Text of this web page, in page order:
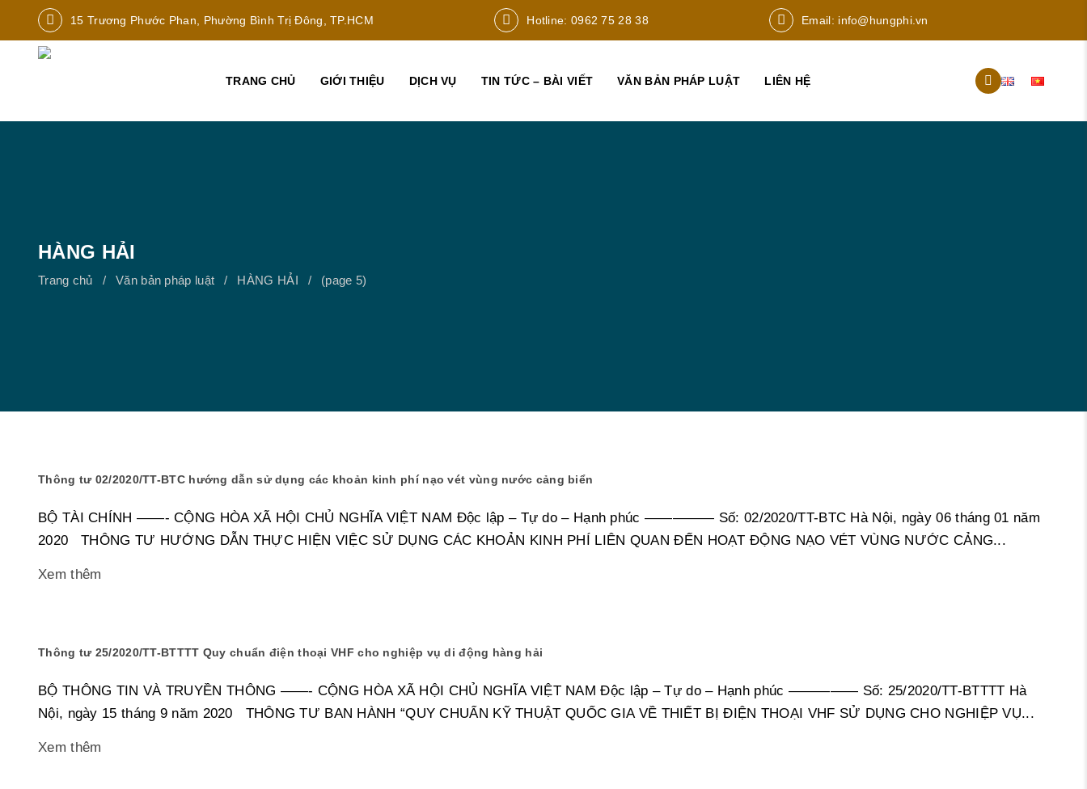
15 Trương Phước Phan, Phường Bình Trị Đông, TP.HCM Hotline: 0962 75 28 38 Email: info@hungphi.vn
TRANG CHỦ GIỚI THIỆU DỊCH VỤ TIN TỨC – BÀI VIẾT VĂN BẢN PHÁP LUẬT LIÊN HỆ
HÀNG HẢI
Trang chủ Văn bản pháp luật HÀNG HẢI (page 5)
Thông tư 02/2020/TT-BTC hướng dẫn sử dụng các khoản kinh phí nạo vét vùng nước cảng biển
BỘ TÀI CHÍNH ——- CỘNG HÒA XÃ HỘI CHỦ NGHĨA VIỆT NAM Độc lập – Tự do – Hạnh phúc ————— Số: 02/2020/TT-BTC Hà Nội, ngày 06 tháng 01 năm
2020 THÔNG TƯ HƯỚNG DẪN THỰC HIỆN VIỆC SỬ DỤNG CÁC KHOẢN KINH PHÍ LIÊN QUAN ĐẾN HOẠT ĐỘNG NẠO VÉT VÙNG NƯỚC CẢNG...
Xem thêm
Thông tư 25/2020/TT-BTTTT Quy chuẩn điện thoại VHF cho nghiệp vụ di động hàng hải
BỘ THÔNG TIN VÀ TRUYỀN THÔNG ——- CỘNG HÒA XÃ HỘI CHỦ NGHĨA VIỆT NAM Độc lập – Tự do – Hạnh phúc ————— Số: 25/2020/TT-BTTTT Hà
Nội, ngày 15 tháng 9 năm 2020 THÔNG TƯ BAN HÀNH “QUY CHUẨN KỸ THUẬT QUỐC GIA VỀ THIẾT BỊ ĐIỆN THOẠI VHF SỬ DỤNG CHO NGHIỆP VỤ...
Xem thêm